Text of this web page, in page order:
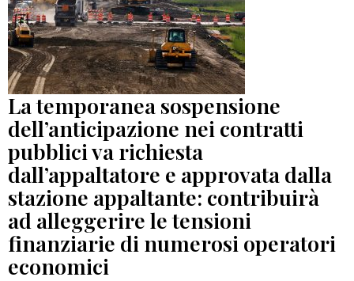
La temporanea sospensione
dell’anticipazione nei contratti
pubblici va richiesta
dall’appaltatore e approvata dalla
stazione appaltante: contribuirà
ad alleggerire le tensioni
finanziarie di numerosi operatori
economici